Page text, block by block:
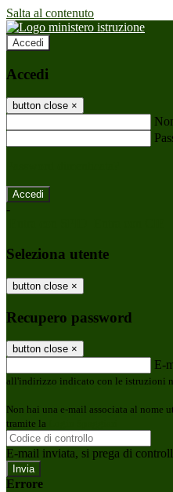
Salta al contenuto
Accedi
Accedi
button close ×
-
Seleziona utente
button close ×
Recupero password
button close ×
E-
all'indirizzo indicato con le istruzioni
Non hai una e-mail associata al nome
tramite la
E-mail inviata, si prega di
Errore